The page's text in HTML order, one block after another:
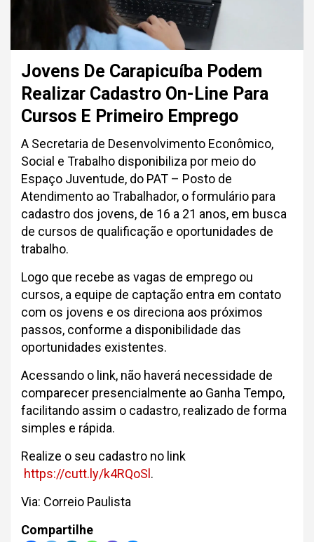
Jovens De Carapicuíba Podem
Realizar Cadastro On-Line Para
Cursos E Primeiro Emprego
A Secretaria de Desenvolvimento Econômico,
Social e Trabalho disponibiliza por meio do
Espaço Juventude, do PAT – Posto de
Atendimento ao Trabalhador, o formulário para
cadastro dos jovens, de 16 a 21 anos, em busca
de cursos de qualificação e oportunidades de
trabalho.
Logo que recebe as vagas de emprego ou
cursos, a equipe de captação entra em contato
com os jovens e os direciona aos próximos
passos, conforme a disponibilidade das
oportunidades existentes.
Acessando o link, não haverá necessidade de
comparecer presencialmente ao Ganha Tempo,
facilitando assim o cadastro, realizado de forma
simples e rápida.
Realize o seu cadastro no link
https://cutt.ly/k4RQoSl.
Via: Correio Paulista
Compartilhe